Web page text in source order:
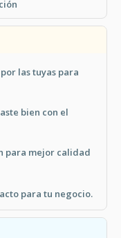
las tuyas para
bien con el
para mejor calidad
para tu negocio.